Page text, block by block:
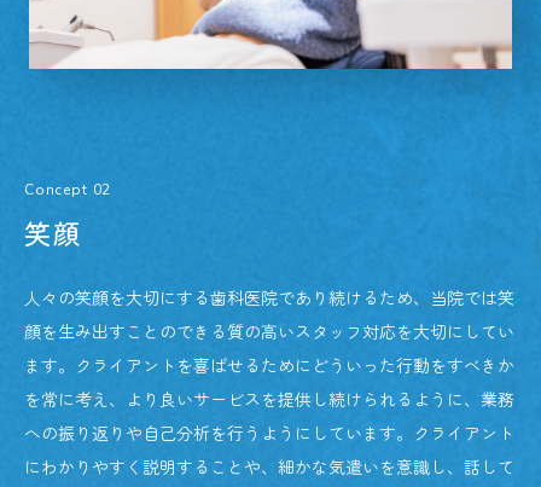
Concept 02
笑顔
人々の笑顔を大切にする歯科医院であり続けるため、当院では笑
顔を生み出すことのできる質の高いスタッフ対応を大切にしてい
ます。クライアントを喜ばせるためにどういった行動をすべきか
を常に考え、より良いサービスを提供し続けられるように、業務
への振り返りや自己分析を行うようにしています。クライアント
にわかりやすく説明することや、細かな気遣いを意識し、話して